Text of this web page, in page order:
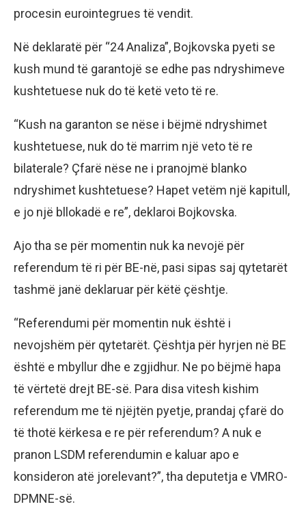
procesin eurointegrues të vendit.
Në deklaratë për “24 Analiza”, Bojkovska pyeti se
kush mund të garantojë se edhe pas ndryshimeve
kushtetuese nuk do të ketë veto të re.
“Kush na garanton se nëse i bëjmë ndryshimet
kushtetuese, nuk do të marrim një veto të re
bilaterale? Çfarë nëse ne i pranojmë blanko
ndryshimet kushtetuese? Hapet vetëm një kapitull,
e jo një bllokadë e re”, deklaroi Bojkovska.
Ajo tha se për momentin nuk ka nevojë për
referendum të ri për BE-në, pasi sipas saj qytetarët
tashmë janë deklaruar për këtë çështje.
“Referendumi për momentin nuk është i
nevojshëm për qytetarët. Çështja për hyrjen në BE
është e mbyllur dhe e zgjidhur. Ne po bëjmë hapa
të vërtetë drejt BE-së. Para disa vitesh kishim
referendum me të njëjtën pyetje, prandaj çfarë do
të thotë kërkesa e re për referendum? A nuk e
pranon LSDM referendumin e kaluar apo e
konsideron atë jorelevant?”, tha deputetja e VMRO-
DPMNE-së.